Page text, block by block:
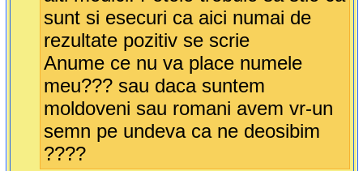
sunt si esecuri ca aici numai de
rezultate pozitiv se scrie
Anume ce nu va place numele
meu??? sau daca suntem
moldoveni sau romani avem vr-un
semn pe undeva ca ne deosibim
????